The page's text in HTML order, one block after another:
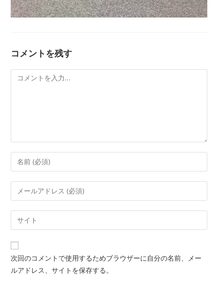
コメントを残す
次回のコメントで使用するためブラウザーに自分の名前、メー
ルアドレス、サイトを保存する。